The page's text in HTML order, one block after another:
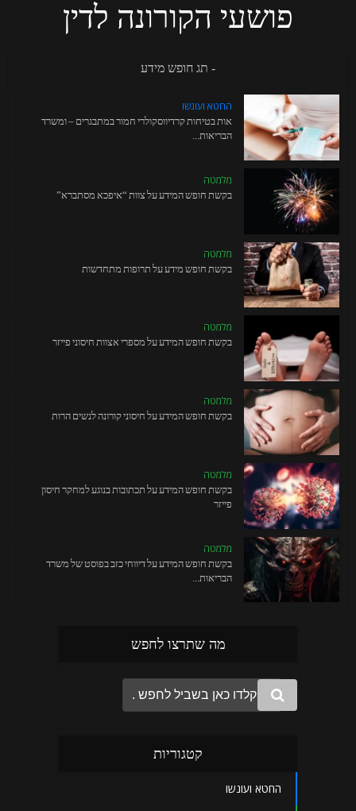
פושעי הקורונה לדין
- תג חופש מידע
החטא ועונשו
אות בטיחות קרדיווסקולרי חמור במתבגרים – ומשרד
הבריאות...
מלמטה
בקשת חופש המידע על צוות “איפכא מסתברא”
מלמטה
בקשת חופש מידע על תרופות מתחדשות
מלמטה
בקשת חופש המידע על מספרי אצוות חיסוני פייזר
מלמטה
בקשת חופש המידע על חיסוני קורונה לנשים הרות
מלמטה
בקשת חופש המידע על תכתובות בנוגע למחקר חיסון
פייזר
מלמטה
בקשת חופש המידע על דיווחי כזב בפוסט של משרד
הבריאות...
מה שתרצו לחפש
קטגוריות
החטא ועונשו